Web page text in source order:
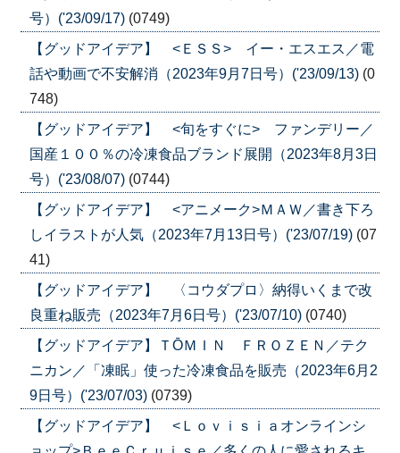
号）('23/09/17) (0749)
【グッドアイデア】 <ＥＳＳ> イー・エスエス／電
話や動画で不安解消（2023年9月7日号）('23/09/13) (0
748)
【グッドアイデア】 <旬をすぐに> ファンデリー／
国産１００％の冷凍食品ブランド展開（2023年8月3日
号）('23/08/07) (0744)
【グッドアイデア】 <アニメーク>ＭＡＷ／書き下ろ
しイラストが人気（2023年7月13日号）('23/07/19) (07
41)
【グッドアイデア】 〈コウダプロ〉納得いくまで改
良重ね販売（2023年7月6日号）('23/07/10) (0740)
【グッドアイデア】ＴŌＭＩＮ ＦＲＯＺＥＮ／テク
ニカン／「凍眠」使った冷凍食品を販売（2023年6月2
9日号）('23/07/03) (0739)
【グッドアイデア】 <Ｌｏｖｉｓｉａオンラインシ